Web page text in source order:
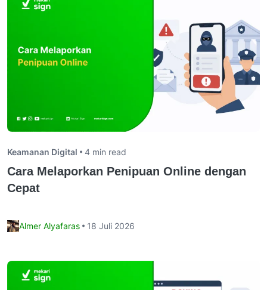
Keamanan Digital 4 min read
Cara Melaporkan Penipuan Online dengan
Cepat
Almer Alyafaras 18 Juli 2026